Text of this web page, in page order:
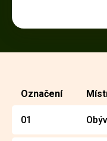
Označení
01